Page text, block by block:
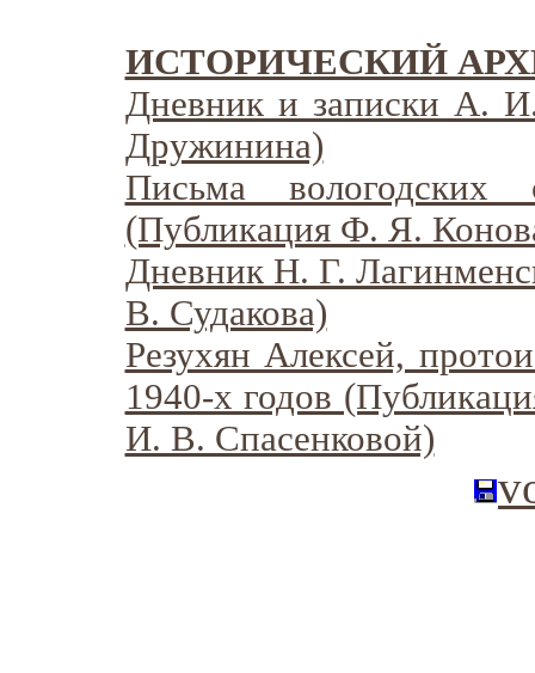
ИСТОРИЧЕСКИЙ
Дневник и записки А.
Дружинина)
Письма
(Публикация Ф. Я.
Дневник Н. Г.
В. Судакова)
Резухян Алексей,
1940-х годов
И. В. Спасенковой)